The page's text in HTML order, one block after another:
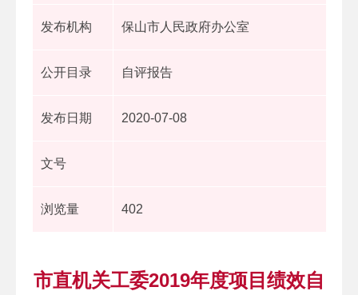
发布机构 保山市人民政府办公室
公开目录 自评报告
发布日期 2020-07-08
文号
浏览量 402
市直机关工委2019年度项目绩效自